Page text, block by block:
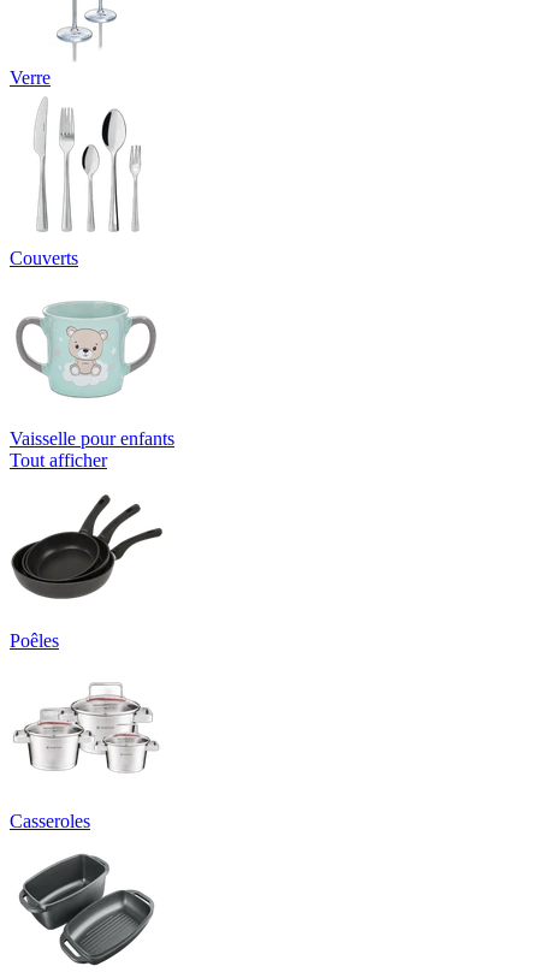
Verre
Couverts
Vaisselle pour enfants
Tout afficher
Poêles
Casseroles